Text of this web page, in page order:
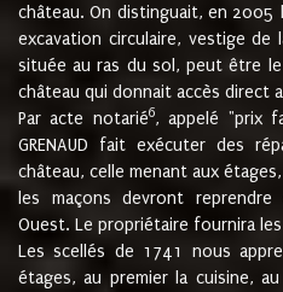
château. On distinguait, en
excavation circulaire, vestige
située au ras du sol, peut être
château qui donnait accès direct
Par acte notarié6, appelé "prix
GRENAUD fait exécuter des
château, celle menant aux
les maçons devront
Ouest. Le propriétaire fournira
Les scellés de 1741 nous
étages, au premier la cuisine,